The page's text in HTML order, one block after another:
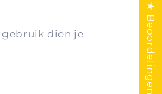
gebruik dien je
★ Beoordelingen